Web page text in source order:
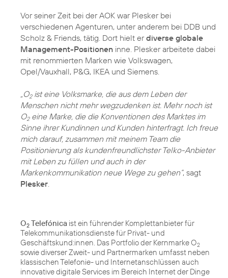
Vor seiner Zeit bei der AOK war Plesker bei
verschiedenen Agenturen, unter anderem bei DDB und
Scholz & Friends, tätig. Dort hielt erdiverse globale
Management-Positionen inne. Plesker arbeitete dabei
mit renommierten Marken wie Volkswagen,
Opel/Vauxhall, P&G, IKEA und Siemens.
„O2ist eine Volksmarke, die aus dem Leben der
Menschen nicht mehr wegzudenken ist. Mehr noch ist
O2eine Marke, die die Konventionen des Marktes im
Sinne ihrer Kundinnen und Kunden hinterfragt. Ich freue
mich darauf, zusammen mit meinem Team die
Positionierung als kundenfreundlichster Telko-Anbieter
mit Leben zu füllen und auch in der
Markenkommunikation neue Wege zu gehen“, sagt
Plesker.
O2 Telefónica ist ein führender Komplettanbieter für
Telekommunikationsdienste für Privat- und
Geschäftskund:innen. Das Portfolio der Kernmarke O2
sowie diverser Zweit- und Partnermarken umfasst neben
klassischen Telefonie- und Internetanschlüssen auch
innovative digitale Services im Bereich Internet der Dinge